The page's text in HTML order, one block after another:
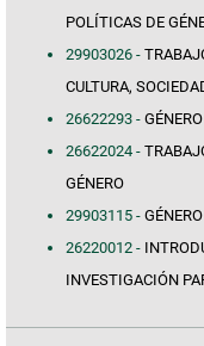
POLÍTICAS DE
29903026 -
CULTURA,
26622293 -
26622024 -
GÉNERO
29903115 -
26220012 -
INVESTIGACIÓN